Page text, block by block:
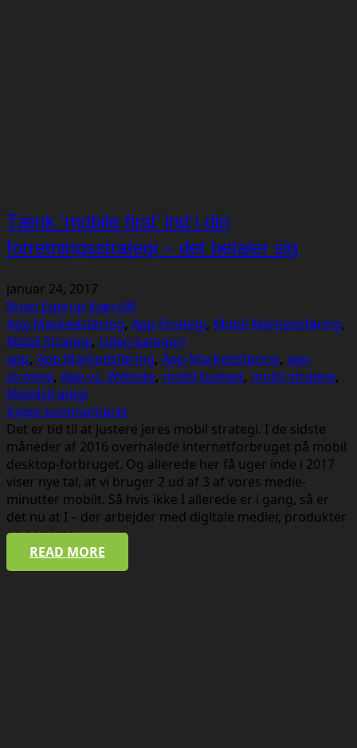
Tænk ‘mobile first’ ind i din
forretningsstrategi – det betaler sig
januar 24, 2017
Brian Egerup Kjærulff
App Markedsføring, App Strategi, Mobil Markedsføring,
Mobil Strategi, Uden kategori
app, App Markedsføring, App Markedsføring, app
strategi, App vs. Website, mobil budget, mobil strategi,
Mobilstrategi
Ingen kommentarer
Det er tid til at justere jeres mobil strategi. I de sidste
måneder af 2016 overhalede internetforbruget på mobil
desktop-forbruget. Og allerede her få uger inde i 2017
viser nye tal, at vi bruger 2 ud af 3 af vores medie-
minutter mobilt. Så hvis ikke I allerede er i gang, så er
det nu at I – der arbejder med digitale medier, produkter
og services –…
READ MORE